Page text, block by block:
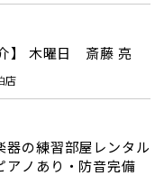
】 木曜日 斎藤 亮
店
器の練習部屋レンタル
アノあり・防音完備